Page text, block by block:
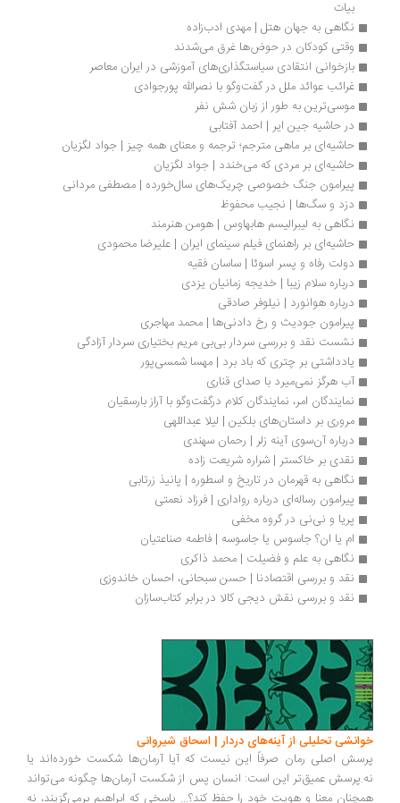
نگاهی به جهان هتل | مهدی ادب‌زاده
وقتی کودکان در حوض‌ها غرق می‌شدند
بازخوانی انتقادی سیاستگذاری‌های آموزشی در ایران معاصر
غرائب عوائد ملل در گفت‌وگو با نصرالله پورجوادی
موسی‌ترین به طور از زبان شش نفر
در حاشیه جین ایر | احمد آفتابی
حاشیه‌ای بر ماهی مترجم؛ ترجمه و معنای همه چیز | جواد لگزیان
حاشیه‌ای بر مردی که می‌خندد | جواد لگزیان
پیرامون جنگ خصوصی چریک‌های سال‌خورده | مصطفی مردانی
دزد و سگ‌ها | نجیب محفوظ
نگاهی به لیبرالیسم هابهاوس | هومن هنرمند
حاشیه‌ای بر راهنمای فیلم سینمای ایران | علیرضا محمودی
دولت رفاه و پسر اسوئا | ساسان فقیه
درباره سلام زیبا | خدیجه زمانیان یزدی
درباره هوانورد | نیلوفر صادقی
پیرامون جودیث و رخ دادنی‌ها | محمد مهاجری
نشست نقد و بررسی سردار بی‌بی مریم بختیاری سردار آزادگی
یادداشتی بر چتری که باد برد | مهسا شمسی‌پور
آب هرگز نمی‌میرد با صدای قناری
نمایندگان امر، نمایندگان کلام درگفت‌وگو با آراز بارسقیان
مروری بر داستان‌های بلکین | لیلا عبداللهی
درباره‌ آن‌سوی آینه زلر | رحمان سهندی
نقدی بر خاکستر | شراره شریعت زاده
نگاهی به قهرمان در تاریخ و اسطوره | پانیذ زرتابی
پیرامون رساله‌ای درباره رواداری | فرزاد نعمتی
پریا و نی‌نی در گروه مخفی
ام یا ان؟ جاسوس یا جاسوسه | فاطمه صناعتیان
نگاهی به علم و فضیلت | محمد ذاکری
نقد و بررسی اقتصادنا | حسن سبحانی، احسان خاندوزی
نقد و بررسی نقش دیجی کالا در برابر کتاب‌سازان
تحلیلی از آینه‌های دردار | اسحاق شیروانی
اصلی رمان صرفاً این نیست که آیا آرمان‌ها شکست خورده‌اند یا
عمیق‌تر این است: انسان پس از شکست آرمان‌ها چگونه می‌تواند
معنا و هویت خود را حفظ کند؟... پاسخی که ابراهیم برمی‌گزیند، نه